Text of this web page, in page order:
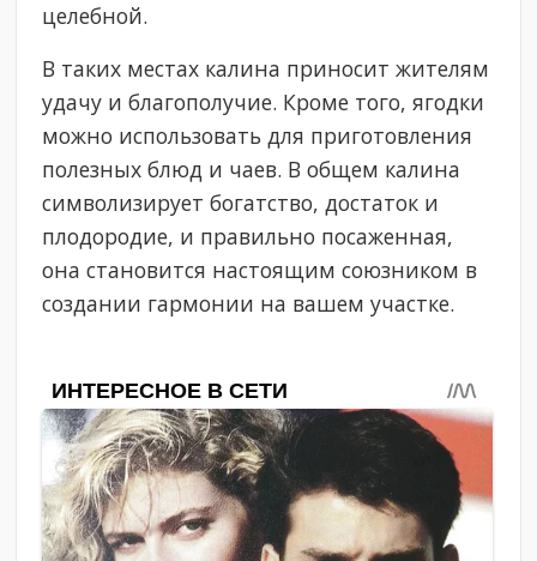
целебной.
В таких местах калина приносит жителям
удачу и благополучие. Кроме того, ягодки
можно использовать для приготовления
полезных блюд и чаев. В общем калина
символизирует богатство, достаток и
плодородие, и правильно посаженная,
она становится настоящим союзником в
создании гармонии на вашем участке.